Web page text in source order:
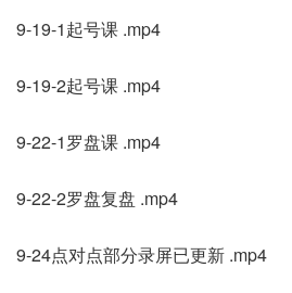
9-19-1起号课 .mp4
9-19-2起号课 .mp4
9-22-1罗盘课 .mp4
9-22-2罗盘复盘 .mp4
9-24点对点部分录屏已更新 .mp4